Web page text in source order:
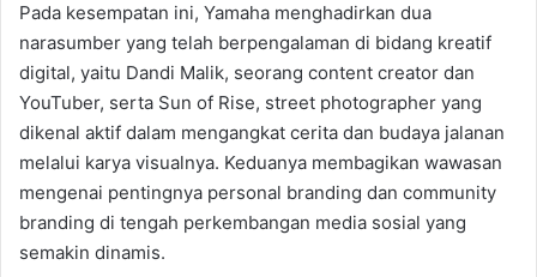
Pada kesempatan ini, Yamaha menghadirkan dua
narasumber yang telah berpengalaman di bidang kreatif
digital, yaitu Dandi Malik, seorang content creator dan
YouTuber, serta Sun of Rise, street photographer yang
dikenal aktif dalam mengangkat cerita dan budaya jalanan
melalui karya visualnya. Keduanya membagikan wawasan
mengenai pentingnya personal branding dan community
branding di tengah perkembangan media sosial yang
semakin dinamis.